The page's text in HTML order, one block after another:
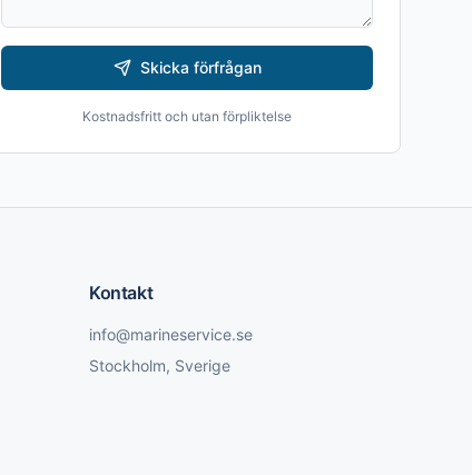
Skicka förfrågan
Kostnadsfritt och utan förpliktelse
Kontakt
info@marineservice.se
Stockholm, Sverige